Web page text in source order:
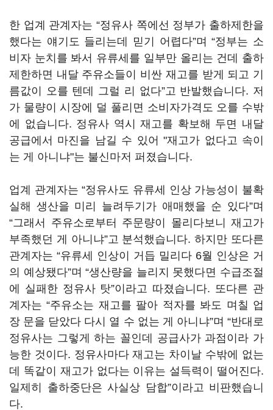
한 업계 관계자는 “정유사 쪽에선 정부가 출하제한을
했다는 얘기도 들리는데 믿기 어렵다”며 “정부는 소
비자 눈치를 봐서 유류세를 일부만 올리는 건데 출하
제한하면 내달 주유소들이 비싼 재고를 받게 되고 기
름값이 오를 텐데 그럴 리 없다”고 반발했습니다. 저
가 물량이 시장에 덜 풀리면 소비자가격도 오를 수밖
에 없습니다. 정유사 역시 재고를 확보해 두면 내달
공급에서 마진을 남길 수 있어 "재고가 없다고 속이
는 게 아니냐"는 불신마저 퍼졌습니다.
업계 관계자는 “정유사도 유류세 인상 가능성이 불확
실해 생산을 미리 늘려두기가 애매했을 순 있다”며
“그래서 주유소로부터 주문량이 몰리다보니 재고가
부족했던 게 아니냐”고 분석했습니다. 하지만 또다른
관계자는 “유류세 인상이 거듭 밀리다 6월 인상은 거
의 예상됐다”며 “생산량을 늘리지 못했다면 수급조절
에 실패한 정유사 탓”이라고 따졌습니다. 또다른 관
계자는 “주유소는 재고를 팔아 적자를 봐도 며칠 업
장 문을 닫았다 다시 열 수 없는 게 아니냐”며 “반대로
정유사는 그렇게 하는 꼴인데 공급사가 과점이라 가
능한 것이다. 정유사마다 재고는 차이날 수밖에 없는
데 똑같이 재고가 없다는 이유는 설득력이 떨어진다.
일제히 출하중단은 사실상 담합”이라고 비판했습니
다.